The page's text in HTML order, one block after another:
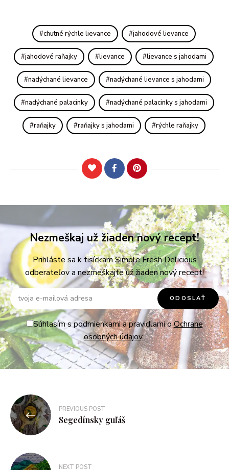
chutné rýchle lievance jahodové lievance
jahodové raňajky lievance lievance s jahodami
nadýchané lievance nadýchané lievance s jahodami
nadýchané palacinky nadýchané palacinky s jahodami
raňajky raňajky s jahodami rýchle raňajky
Nezmeškaj už žiaden nový recept!
Prihláste sa k tisíckam Simple Fresh Delicious
odberateľov a nezmeškajte už žiaden nový recept!
Súhlasím s podmienkami a pravidlami oOchrane
osobných údajov..
PREVIOUS POST
Segedínsky guľáš
NEXT POST